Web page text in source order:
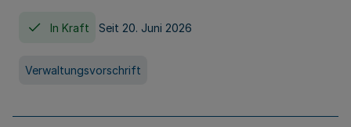
In Kraft Seit 20. Juni 2026
Verwaltungsvorschrift